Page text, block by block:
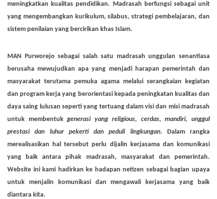
meningkatkan kualitas pendidikan. Madrasah berfungsi sebagai unit
yang mengembangkan kurikulum, silabus, strategi pembelajaran, dan
sistem penilaian yang bercirikan khas Islam.
MAN Purworejo sebagai salah satu madrasah unggulan senantiasa
berusaha mewujudkan apa yang menjadi harapan pemerintah dan
masyarakat terutama pemuka agama melalui serangkaian kegiatan
dan program kerja yang berorientasi kepada peningkatan kualitas dan
daya saing lulusan seperti yang tertuang dalam visi dan misi madrasah
untuk membentukgenerasi yang religious, cerdas, mandiri, unggul
prestasi dan luhur pekerti dan peduli lingkungan. Dalam rangka
merealisasikan hal tersebut perlu dijalin kerjasama dan komunikasi
yang baik antara pihak madrasah, masyarakat dan pemerintah.
Website ini kami hadirkan ke hadapan netizen sebagai bagian upaya
untuk menjalin komunikasi dan mengawali kerjasama yang baik
diantara kita.